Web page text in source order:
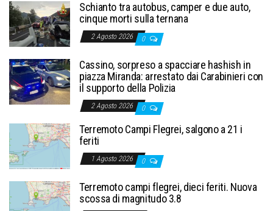
Schianto tra autobus, camper e due auto,
cinque morti sulla ternana
2 Agosto 2026 0
Cassino, sorpreso a spacciare hashish in
piazza Miranda: arrestato dai Carabinieri con
il supporto della Polizia
2 Agosto 2026 0
Terremoto Campi Flegrei, salgono a 21 i
feriti
1 Agosto 2026 0
Terremoto campi flegrei, dieci feriti. Nuova
scossa di magnitudo 3.8